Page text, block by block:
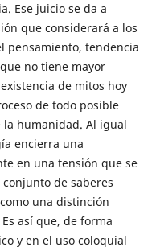
Ese juicio se da a
que considerará a los
pensamiento, tendencia
no tiene mayor
de mitos hoy
de todo posible
la humanidad. Al igual
encierra una
en una tensión que se
de saberes
una distinción
así que, de forma
y en el uso coloquial